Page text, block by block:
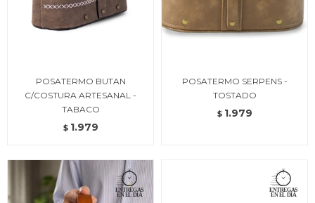
POSATERMO BUTAN
C/COSTURA ARTESANAL -
TABACO
$ 1.979
POSATERMO SERPENS -
TOSTADO
$ 1.979